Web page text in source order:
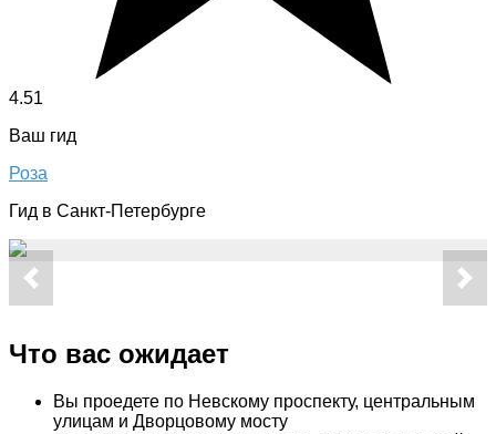
4.51
Ваш гид
Роза
Гид в Санкт-Петербурге
Что вас ожидает
Вы проедете по Невскому проспекту, центральным
улицам и Дворцовому мосту